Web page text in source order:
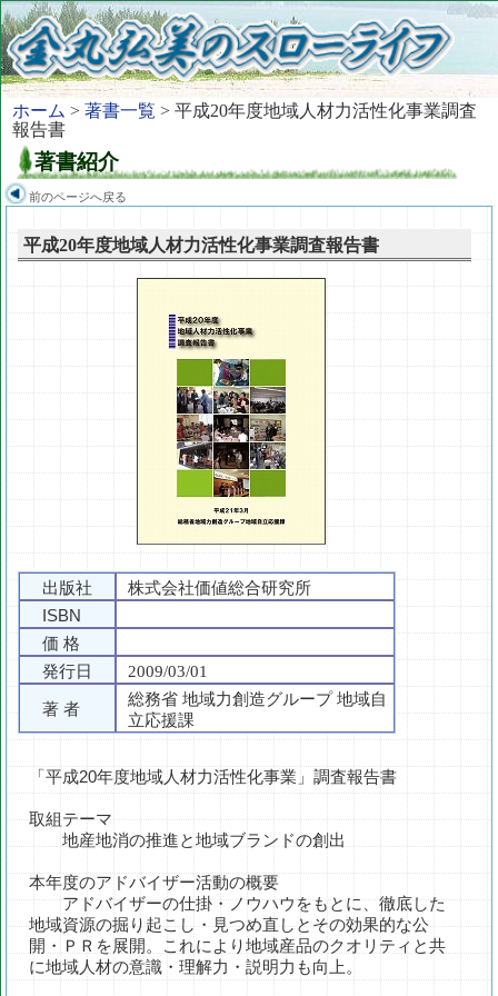
ホーム > 著書一覧 > 平成20年度地域人材力活性化事業調査
報告書
著書紹介
前のページへ戻る
平成20年度地域人材力活性化事業調査報告書
出版社
株式会社価値総合研究所
ISBN
価 格
発行日
2009/03/01
著 者
総務省 地域力創造グループ 地域自
立応援課
「平成20年度地域人材力活性化事業」調査報告書
取組テーマ
地産地消の推進と地域ブランドの創出
本年度のアドバイザー活動の概要
アドバイザーの仕掛・ノウハウをもとに、徹底した
地域資源の掘り起こし・見つめ直しとその効果的な公
開・ＰＲを展開。これにより地域産品のクオリティと共
に地域人材の意識・理解力・説明力も向上。